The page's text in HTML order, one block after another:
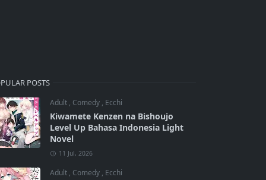
POSTS
Adult , Comedy , Ecchi
Kiwamete Kenzen na Bishoujo
Level Up Bahasa Indonesia Light
Novel
11 Jul, 2026
Adult , Comedy , Ecchi